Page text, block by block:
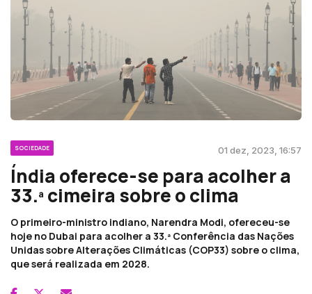
SOCIEDADE 01 dez, 2023, 16:57
Índia oferece-se para acolher a
33.ª cimeira sobre o clima
O primeiro-ministro indiano, Narendra Modi, ofereceu-se
hoje no Dubai para acolher a 33.ª Conferência das Nações
Unidas sobre Alterações Climáticas (COP33) sobre o clima,
que será realizada em 2028.